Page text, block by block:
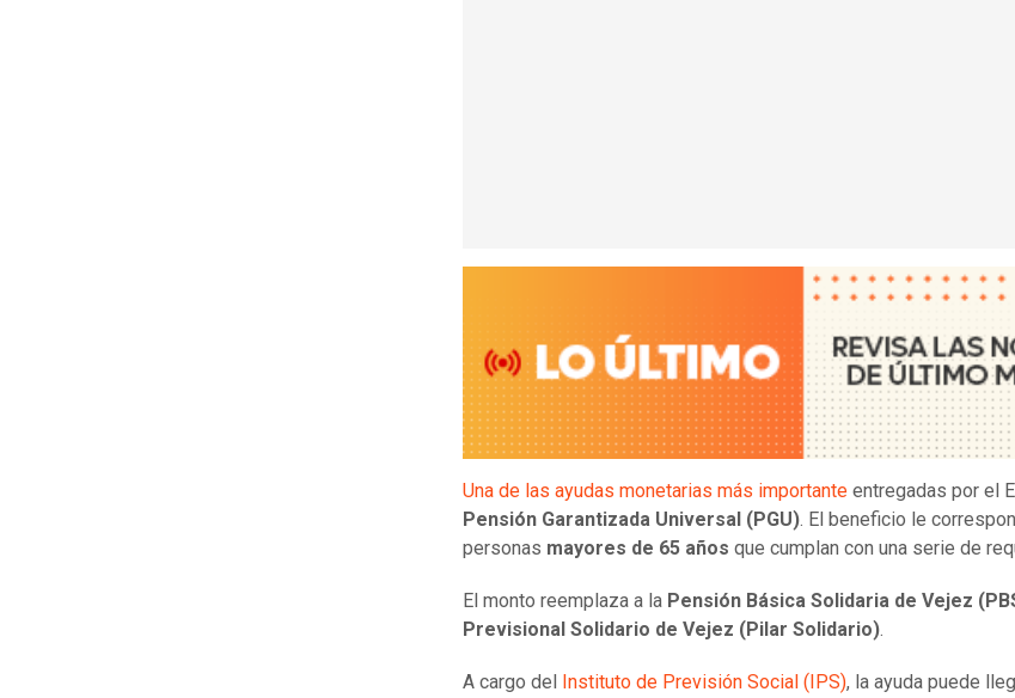
Una de las ayudas monetarias más importante entregadas por el
Pensión Garantizada Universal (PGU). El beneficio le
personas mayores de 65 años que cumplan con una serie de
El monto reemplaza a la Pensión Básica Solidaria de Vejez
Previsional Solidario de Vejez (Pilar Solidario).
A cargo del Instituto de Previsión Social (IPS), la ayuda puede